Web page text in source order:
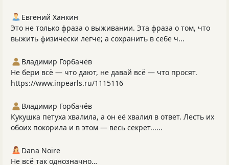
Евгений Ханкин
Это не только фраза о выживании. Эта фраза о том, что
выжить физически легче; а сохранить в себе ч...
Владимир Горбачёв
Не бери всё — что дают, не давай всё — что просят.
https://www.inpearls.ru/1115116
Владимир Горбачёв
Кукушка петуха хвалила, а он её хвалил в ответ. Лесть их
обоих покорила и в этом — весь секрет......
Dana Noire
Не всё так однозначно…